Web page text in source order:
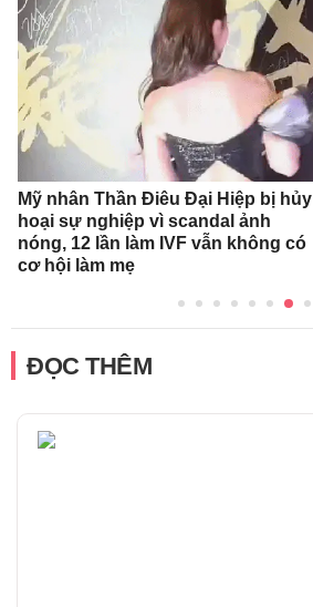
Mỹ nhân Thần Điêu Đại Hiệp bị hủy
hoại sự nghiệp vì scandal ảnh
nóng, 12 lần làm IVF vẫn không có
cơ hội làm mẹ
ĐỌC THÊM